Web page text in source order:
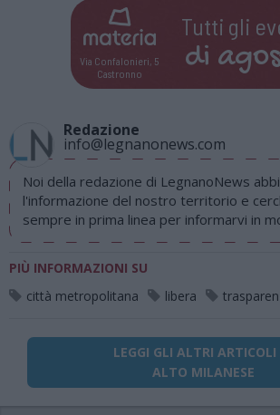
Via Confalonieri, 5
Castronno
Tutti gli
di
Redazione
info@legnanonews.com
Noi della redazione di LegnanoNews
l'informazione del nostro territorio e
sempre in prima linea per informarvi in
PIÙ INFORMAZIONI SU
città metropolitana
libera
LEGGI GLI ALTRI ARTICOLI
ALTO MILANESE